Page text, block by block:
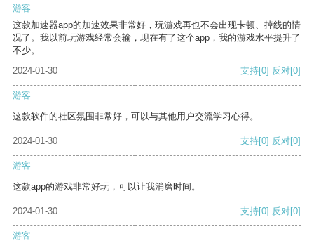
游客
这款加速器app的加速效果非常好，玩游戏再也不会出现卡顿、掉线的情
况了。我以前玩游戏经常会输，现在有了这个app，我的游戏水平提升了
不少。
2024-01-30
支持[0] 反对[0]
游客
这款软件的社区氛围非常好，可以与其他用户交流学习心得。
2024-01-30 支持[0] 反对[0]
游客
这款app的游戏非常好玩，可以让我消磨时间。
2024-01-30 支持[0] 反对[0]
游客